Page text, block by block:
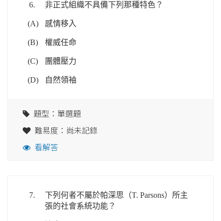
6. 非正式組織不具備下列那種特色？
(A) 感情移入
(B) 權威任命
(C) 團體壓力
(D) 自然領袖
題型：單選題
難易度：尚未記錄
看解答
7.
下列何者不屬於帕深思（T. Parsons）所主
張的社會系統功能？